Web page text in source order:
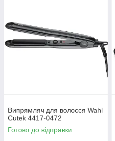
Випрямляч для волосся Wahl
Cutek 4417-0472
Готово до відправки